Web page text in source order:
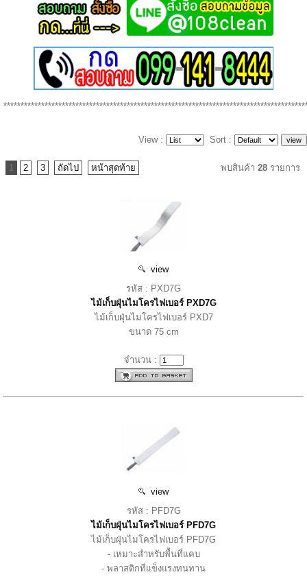
View : Sort :
1 2 3 ถัดไป หน้าสุดท้าย พบสินค้า 28 รายการ
view
รหัส : PXD7G
ไม้เก็บฝุ่นไมโครไฟเบอร์ PXD7G
ไม้เก็บฝุ่นไมโครไฟเบอร์ PXD7
ขนาด 75 cm
จำนวน :
view
รหัส : PFD7G
ไม้เก็บฝุ่นไมโครไฟเบอร์ PFD7G
ไม้เก็บฝุ่นไมโครไฟเบอร์ PFD7G
- เหมาะสำหรับพื้นที่แคบ
- พลาสติกที่แข็งแรงทนทาน